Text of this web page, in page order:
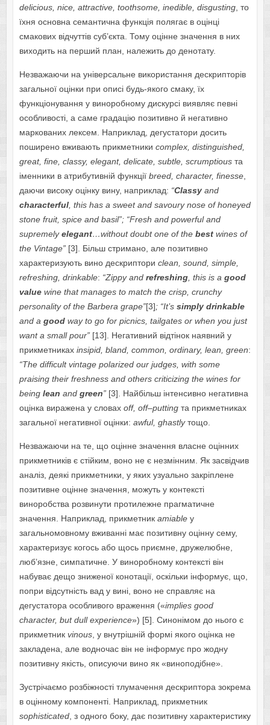
delicious, nice, attractive, toothsome, inedible, disgusting, то
їхня основна семантична функція полягає в оцінці
смакових відчуттів суб’єкта. Тому оцінне значення в них
виходить на перший план, належить до денотату.
Незважаючи на універсальне використання дескрипторів
загальної оцінки при описі будь-якого смаку, їх
функціонування у виноробному дискурсі виявляє певні
особливості, а саме градацію позитивно й негативно
маркованих лексем. Наприклад, дегустатори досить
поширено вживають прикметники complex, distinguished,
great, fine, classy, elegant, delicate, subtle, scrumptious та
іменники в атрибутивній функції breed, character, finesse,
даючи високу оцінку вину, наприклад: “Classy and
characterful, this has a sweet and savoury nose of honeyed
stone fruit, spice and basil”; “Fresh and powerful and
supremelyelegant…without doubt one of the bestwines of
the Vintage”[3]. Більш стримано, але позитивно
характеризують вино дескриптори clean, sound, simple,
refreshing, drinkable: “Zippy and refreshing, this is a good
valuewine that manages to match the crisp, crunchy
personality of the Barbera grape”[3]; “It’s simply drinkable
and a goodway to go for picnics, tailgates or when you just
want a small pour”[13]. Негативний відтінок наявний у
прикметниках insipid, bland, common, ordinary, lean, green:
“The difficult vintage polarized our judges, with some
praising their freshness and others criticizing the wines for
being lean and green”[3]. Найбільш інтенсивно негативна
оцінка виражена у словах off, off–puttingта прикметниках
загальної негативної оцінки: awful, ghastlyтощо.
Незважаючи на те, що оцінне значення власне оцінних
прикметників є стійким, воно не є незмінним. Як засвідчив
аналіз, деякі прикметники, у яких узуально закріплене
позитивне оцінне значення, можуть у контексті
виноробства розвинути протилежне прагматичне
значення. Наприклад, прикметник amiableу
загальномовному вживанні має позитивну оцінну сему,
характеризує когось або щось приємне, дружелюбне,
люб’язне, симпатичне. У виноробному контексті він
набуває дещо зниженої конотації, оскільки інформує, що,
попри відсутність вад у вині, воно не справляє на
дегустатора особливого враження («implies good
character, but dull experience») [5]. Синонімом до нього є
прикметник vinous, у внутрішній формі якого оцінка не
закладена, але водночас він не інформує про жодну
позитивну якість, описуючи вино як «виноподібне».
Зустрічаємо розбіжності тлумачення дескриптора зокрема
в оцінному компоненті. Наприклад, прикметник
sophisticated, з одного боку, дає позитивну характеристику